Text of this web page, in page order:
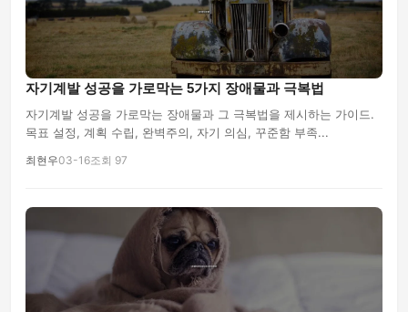
자기계발 성공을 가로막는 5가지 장애물과 극복법
자기계발 성공을 가로막는 장애물과 그 극복법을 제시하는 가이드.
목표 설정, 계획 수립, 완벽주의, 자기 의심, 꾸준함 부족...
최현우03-16조회 97